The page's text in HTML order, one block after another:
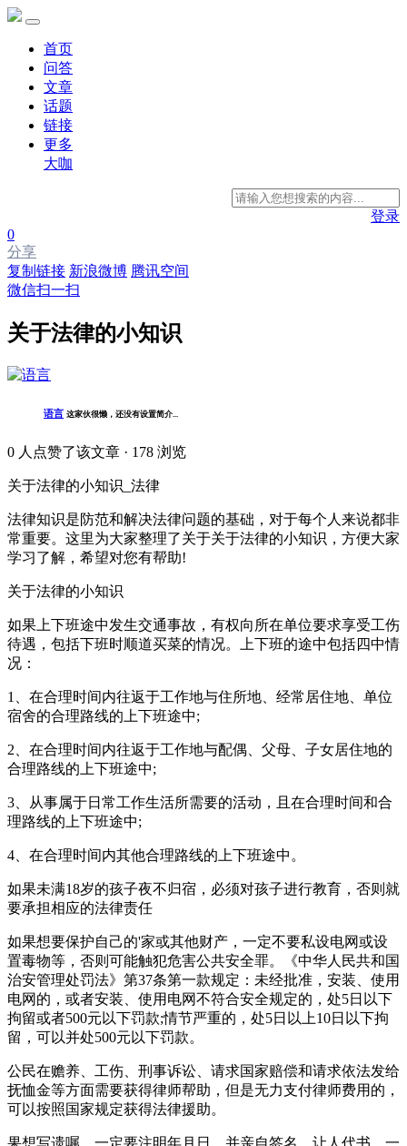
首页
问答
文章
话题
链接
更多
大咖
登录
0
分享
复制链接 新浪微博 腾讯空间
微信扫一扫
关于法律的小知识
语言 这家伙很懒，还没有设置简介...
0 人点赞了该文章 · 178 浏览
关于法律的小知识_法律
法律知识是防范和解决法律问题的基础，对于每个人来说都非
常重要。这里为大家整理了关于关于法律的小知识，方便大家
学习了解，希望对您有帮助!
关于法律的小知识
如果上下班途中发生交通事故，有权向所在单位要求享受工伤
待遇，包括下班时顺道买菜的情况。上下班的途中包括四中情
况：
1、在合理时间内往返于工作地与住所地、经常居住地、单位
宿舍的合理路线的上下班途中;
2、在合理时间内往返于工作地与配偶、父母、子女居住地的
合理路线的上下班途中;
3、从事属于日常工作生活所需要的活动，且在合理时间和合
理路线的上下班途中;
4、在合理时间内其他合理路线的上下班途中。
如果未满18岁的孩子夜不归宿，必须对孩子进行教育，否则就
要承担相应的法律责任
如果想要保护自己的'家或其他财产，一定不要私设电网或设
置毒物等，否则可能触犯危害公共安全罪。《中华人民共和国
治安管理处罚法》第37条第一款规定：未经批准，安装、使用
电网的，或者安装、使用电网不符合安全规定的，处5日以下
拘留或者500元以下罚款;情节严重的，处5日以上10日以下拘
留，可以并处500元以下罚款。
公民在赡养、工伤、刑事诉讼、请求国家赔偿和请求依法发给
抚恤金等方面需要获得律师帮助，但是无力支付律师费用的，
可以按照国家规定获得法律援助。
果想写遗嘱，一定要注明年月日，并亲自签名。让人代书，一